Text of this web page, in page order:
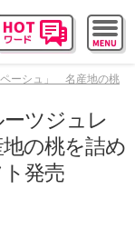
ペーシュ」 名産地の桃
ーツジュレ
の桃を詰め
発売